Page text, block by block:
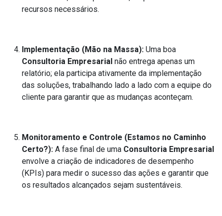
recursos necessários.
Implementação (Mão na Massa): Uma boa
Consultoria Empresarial não entrega apenas um
relatório; ela participa ativamente da implementação
das soluções, trabalhando lado a lado com a equipe do
cliente para garantir que as mudanças aconteçam.
Monitoramento e Controle (Estamos no Caminho
Certo?): A fase final de uma Consultoria Empresarial
envolve a criação de indicadores de desempenho
(KPIs) para medir o sucesso das ações e garantir que
os resultados alcançados sejam sustentáveis.